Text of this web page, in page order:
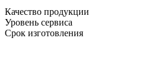
Качество продукции
Уровень сервиса
Срок изготовления